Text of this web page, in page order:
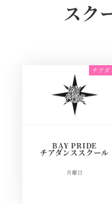
スク
BAY PRIDE
チアダンススクール
月曜日